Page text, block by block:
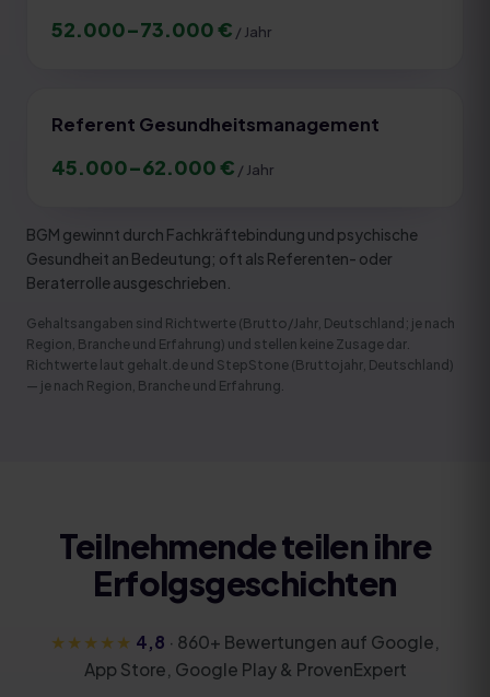
52.000–73.000€ / Jahr
Referent Gesundheitsmanagement
45.000–62.000€ / Jahr
BGM gewinnt durch Fachkräftebindung und psychische
Gesundheit an Bedeutung; oft als Referenten- oder
Beraterrolle ausgeschrieben.
Gehaltsangaben sind Richtwerte (Brutto/Jahr, Deutschland; je nach
Region, Branche und Erfahrung) und stellen keine Zusage dar.
Richtwerte laut gehalt.de und StepStone (Bruttojahr, Deutschland)
— je nach Region, Branche und Erfahrung.
Teilnehmende teilen ihre
Erfolgsgeschichten
★★★★★ 4,8 · 860+ Bewertungen auf Google,
App Store, Google Play & ProvenExpert